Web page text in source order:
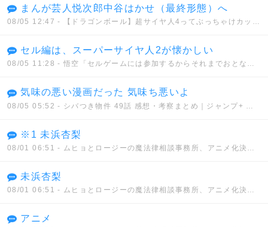
まんが芸人悦次郎中谷はかせ（最終形態）へ
08/05 12:47 - 【ドラゴンボール】超サイヤ人4ってぶっちゃけカッコイイと思う？？？
セル編は、スーパーサイヤ人2が懐かしい
08/05 11:28 - 悟空「セルゲームには参加するからそれまでおとなしくしてろ」セル「うん、わかった」
気味の悪い漫画だった 気味ち悪いよ
08/05 05:52 - シバつき物件 49話 感想・考察まとめ｜ジャンプ+ 大森えす 【読者の反応】
※1 未浜杏梨
08/01 06:51 - ムヒョとロージーの魔法律相談事務所、アニメ化決定！！
未浜杏梨
08/01 06:51 - ムヒョとロージーの魔法律相談事務所、アニメ化決定！！
アニメ